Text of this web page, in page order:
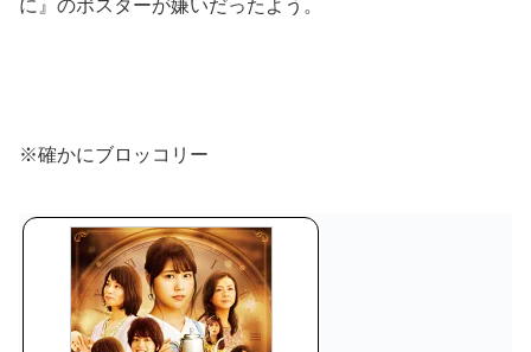
に』のポスターが嫌いだったよう。
※確かにブロッコリー